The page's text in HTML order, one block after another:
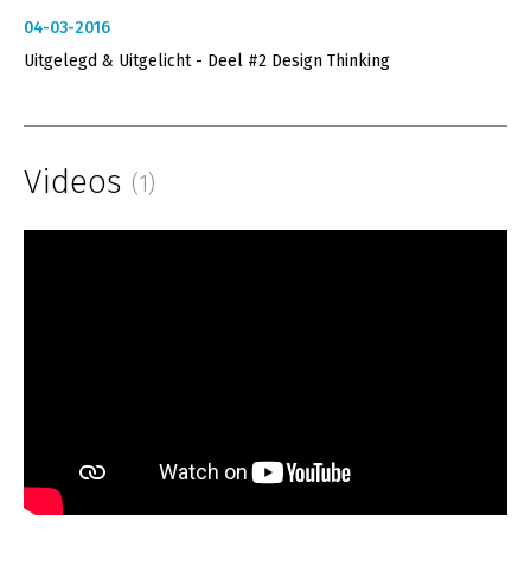
04-03-2016
Uitgelegd & Uitgelicht - Deel #2 Design Thinking
Videos (1)